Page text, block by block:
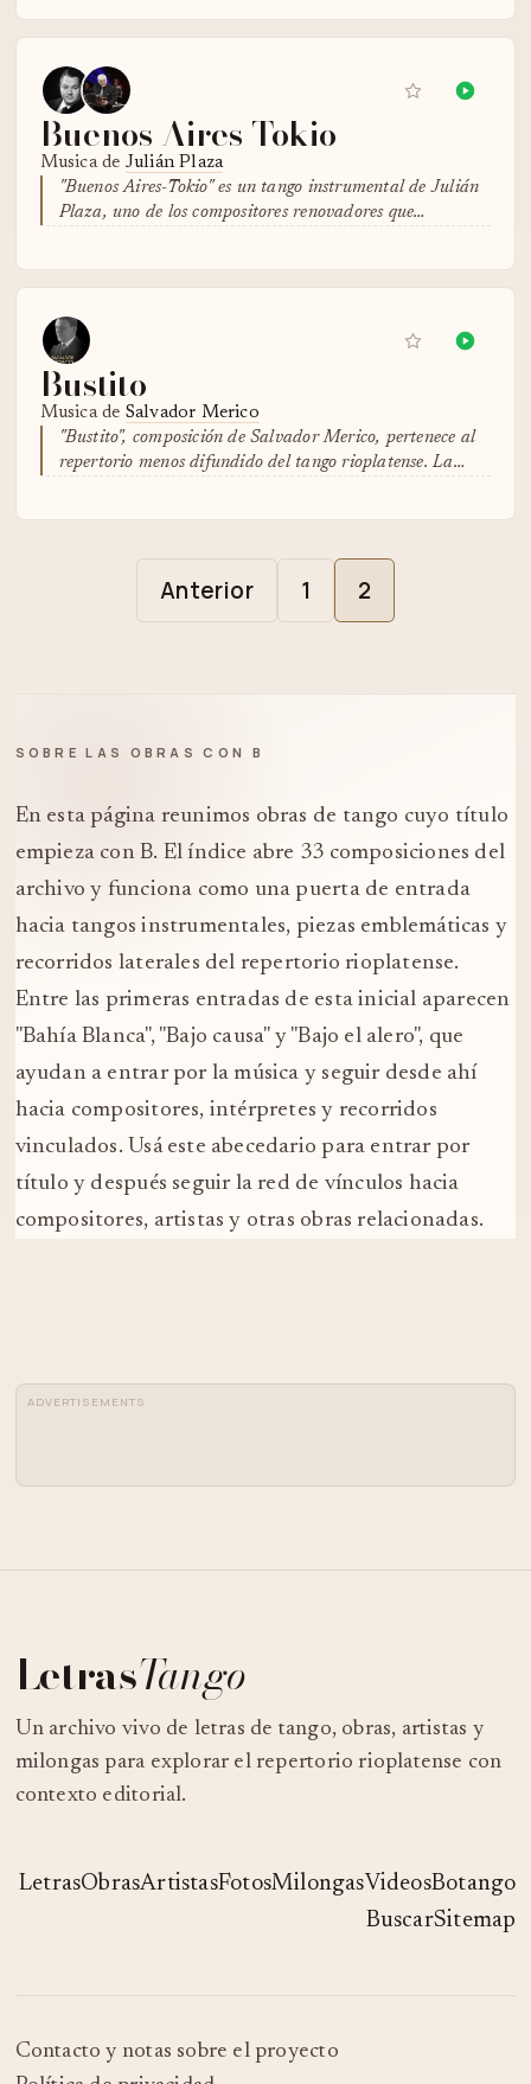
Buenos Aires-Tokio
Musica de Julián Plaza
"Buenos Aires-Tokio" es un tango instrumental de Julián
Plaza, uno de los compositores renovadores que…
Bustito
Musica de Salvador Merico
"Bustito", composición de Salvador Merico, pertenece al
repertorio menos difundido del tango rioplatense. La…
Anterior 1 2
SOBRE LAS OBRAS CON B
En esta página reunimos obras de tango cuyo título
empieza con B. El índice abre 33 composiciones del
archivo y funciona como una puerta de entrada
hacia tangos instrumentales, piezas emblemáticas y
recorridos laterales del repertorio rioplatense.
Entre las primeras entradas de esta inicial aparecen
"Bahía Blanca", "Bajo causa" y "Bajo el alero", que
ayudan a entrar por la música y seguir desde ahí
hacia compositores, intérpretes y recorridos
vinculados. Usá este abecedario para entrar por
título y después seguir la red de vínculos hacia
compositores, artistas y otras obras relacionadas.
ADVERTISEMENTS
LetrasTango
Un archivo vivo de letras de tango, obras, artistas y
milongas para explorar el repertorio rioplatense con
contexto editorial.
LetrasObrasArtistasFotosMilongasVideosBotango
BuscarSitemap
Contacto y notas sobre el proyecto